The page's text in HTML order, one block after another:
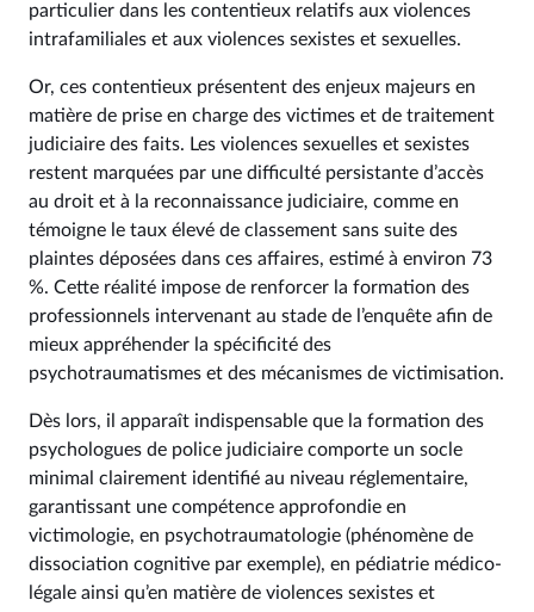
particulier dans les contentieux relatifs aux violences
intrafamiliales et aux violences sexistes et sexuelles.
Or, ces contentieux présentent des enjeux majeurs en
matière de prise en charge des victimes et de traitement
judiciaire des faits. Les violences sexuelles et sexistes
restent marquées par une difficulté persistante d’accès
au droit et à la reconnaissance judiciaire, comme en
témoigne le taux élevé de classement sans suite des
plaintes déposées dans ces affaires, estimé à environ 73
%. Cette réalité impose de renforcer la formation des
professionnels intervenant au stade de l’enquête afin de
mieux appréhender la spécificité des
psychotraumatismes et des mécanismes de victimisation.
Dès lors, il apparaît indispensable que la formation des
psychologues de police judiciaire comporte un socle
minimal clairement identifié au niveau réglementaire,
garantissant une compétence approfondie en
victimologie, en psychotraumatologie (phénomène de
dissociation cognitive par exemple), en pédiatrie médico-
légale ainsi qu’en matière de violences sexistes et